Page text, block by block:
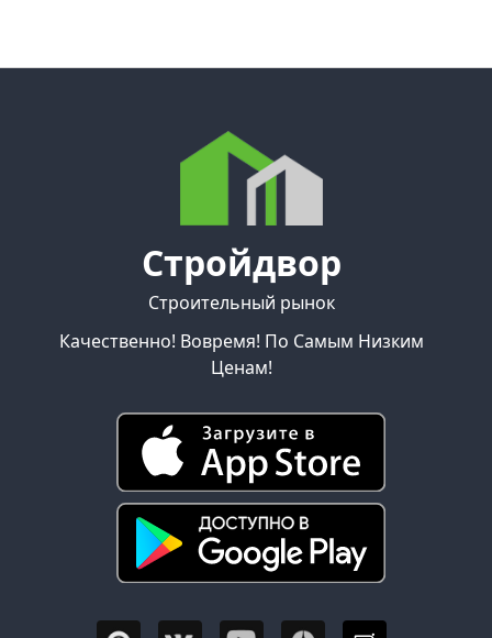
Стройдвор
Строительный рынок
Качественно! Вовремя! По Самым Низким
Ценам!